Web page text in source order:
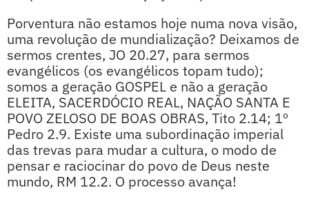
Porventura não estamos hoje numa nova visão,
uma revolução de mundialização? Deixamos de
sermos crentes, JO 20.27, para sermos
evangélicos (os evangélicos topam tudo);
somos a geração GOSPEL e não a geração
ELEITA, SACERDÓCIO REAL, NAÇÃO SANTA E
POVO ZELOSO DE BOAS OBRAS, Tito 2.14; 1º
Pedro 2.9. Existe uma subordinação imperial
das trevas para mudar a cultura, o modo de
pensar e raciocinar do povo de Deus neste
mundo, RM 12.2. O processo avança!